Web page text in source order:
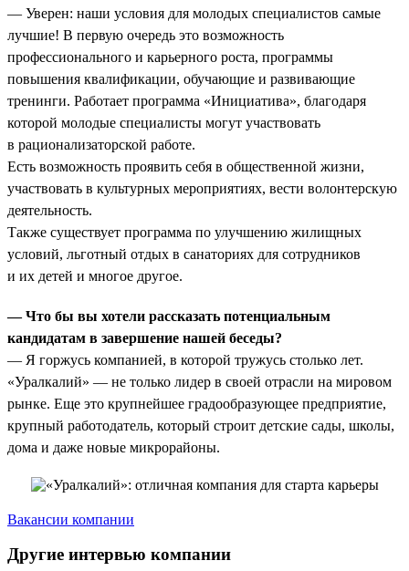
— Уверен: наши условия для молодых специалистов самые
лучшие! В первую очередь это возможность
профессионального и карьерного роста, программы
повышения квалификации, обучающие и развивающие
тренинги. Работает программа «Инициатива», благодаря
которой молодые специалисты могут участвовать
в рационализаторской работе.
Есть возможность проявить себя в общественной жизни,
участвовать в культурных мероприятиях, вести волонтерскую
деятельность.
Также существует программа по улучшению жилищных
условий, льготный отдых в санаториях для сотрудников
и их детей и многое другое.
— Что бы вы хотели рассказать потенциальным
кандидатам в завершение нашей беседы?
— Я горжусь компанией, в которой тружусь столько лет.
«Уралкалий» — не только лидер в своей отрасли на мировом
рынке. Еще это крупнейшее градообразующее предприятие,
крупный работодатель, который строит детские сады, школы,
дома и даже новые микрорайоны.
Вакансии компании
Другие интервью компании